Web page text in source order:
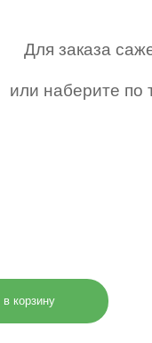
Для заказа
или наберите